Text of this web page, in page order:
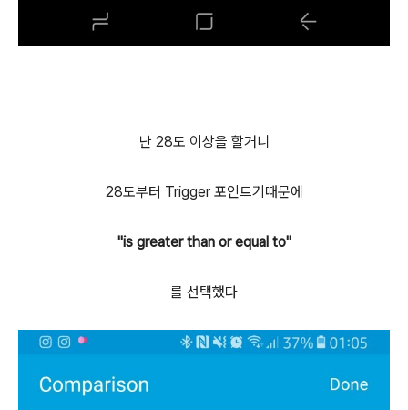
난 28도 이상을 할거니
28도부터 Trigger 포인트기때문에
"is greater than or equal to"
를 선택했다